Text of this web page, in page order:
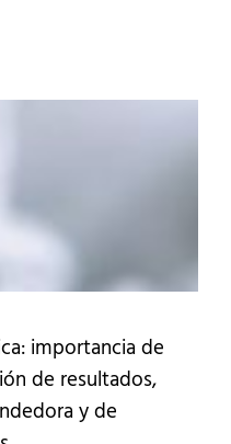
importancia de
de resultados,
y de